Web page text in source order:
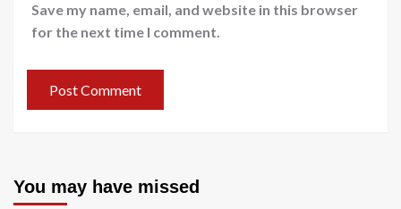
Save my name, email, and website in this browser
for the next time I comment.
You may have missed